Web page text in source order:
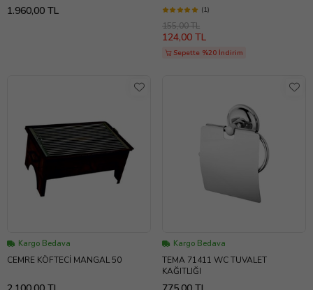
1.960,00 TL (1)
155,00 TL
124,00 TL
Sepette %20 İndirim
Kargo Bedava
CEMRE KÖFTECİ MANGAL 50
Kargo Bedava
TEMA 71411 WC TUVALET
KAĞITLIĞI